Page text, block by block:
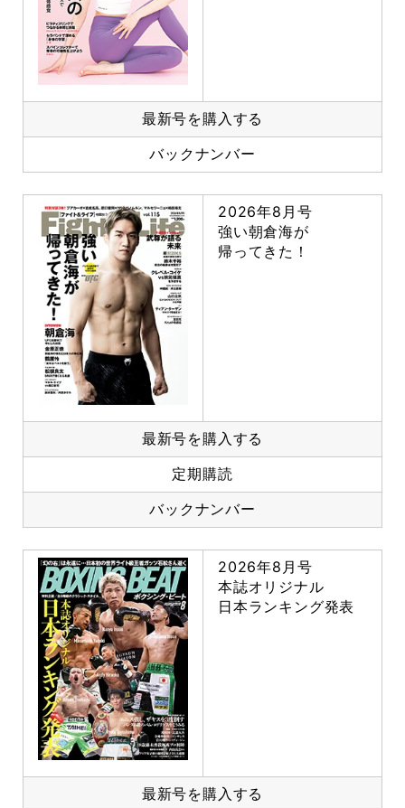
最新号を購入する
バックナンバー
2026年8月号
強い朝倉海が
帰ってきた！
最新号を購入する
定期購読
バックナンバー
2026年8月号
本誌オリジナル
日本ランキング発表
最新号を購入する